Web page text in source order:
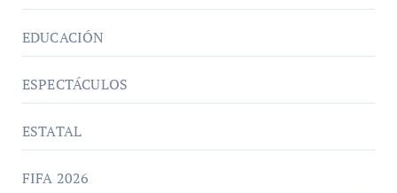
EDUCACIÓN
ESPECTÁCULOS
ESTATAL
FIFA 2026